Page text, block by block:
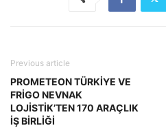
Previous article
PROMETEON TÜRKİYE VE
FRİGO NEVNAK
LOJİSTİK’TEN 170 ARAÇLIK
İŞ BİRLİĞİ